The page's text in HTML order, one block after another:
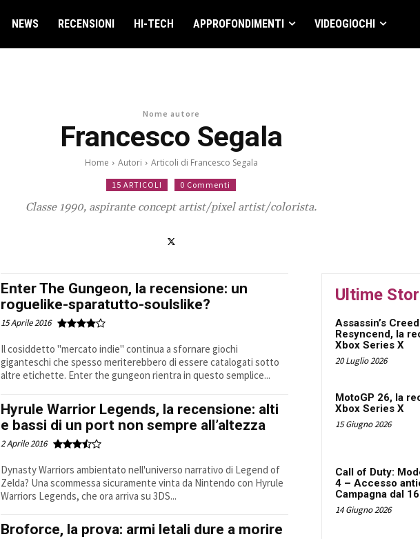
NEWS RECENSIONI HI-TECH APPROFONDIMENTI VIDEOGIOCHI
Nome autore
Francesco Segala
Home Autori Articoli di Francesco Segala
15 ARTICOLI 0 Commenti
Classe 1990, aspirante concept artist/pixel artist/colorista.
Enter The Gungeon, la recensione: un
roguelike-sparatutto-soulslike?
15 Aprile 2016
Il cosiddetto "mercato indie" continua a sfornare giochi
giganteschi che spesso meriterebbero di essere catalogati sotto
altre etichette. Enter the gungeon rientra in questo semplice...
Hyrule Warrior Legends, la recensione: alti
e bassi di un port non sempre all’altezza
2 Aprile 2016
Dynasty Warriors ambientato nell'universo narrativo di Legend of
Zelda? Una scommessa sicuramente vinta da Nintendo con Hyrule
Warriors Legends, che ora arriva su 3DS...
Broforce, la prova: armi letali dure a morire
Ultime
Assassin’s
Resyncend, la
Xbox Series X
20 Luglio 2026
MotoGP 26, la
Xbox Series X
15 Giugno 2026
Call of Duty:
4 – Accesso
Campagna dal
14 Giugno 2026